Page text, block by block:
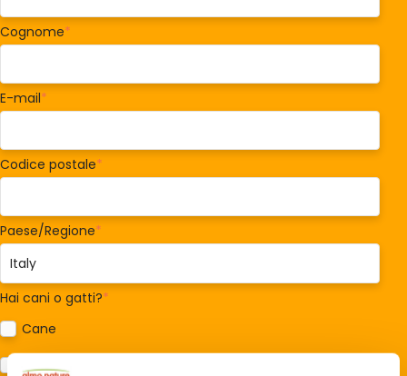
Cognome*
E-mail*
Codice postale*
Paese/Regione*
Hai cani o gatti?*
Cane
Gatto